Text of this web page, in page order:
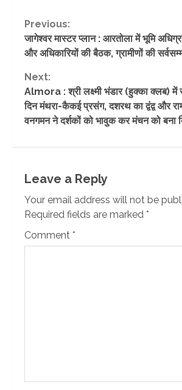
Continue
Reading
Previous:
जागेश्वर मास्टर प्लान : आरतोला में भूमि
और अधिकारियों की बैठक, ग्रामीणों की
Next:
Almora : श्री लक्ष्मी भंडार (हुक्का क्लब) में
दिन मंथरा-कैकई प्रसंग, दशरथ का द्वंद्व और
वनगमन ने दर्शकों को भावुक कर मंचन को बना
Leave a Reply
Your email address will not be
Required fields are marked *
Comment *